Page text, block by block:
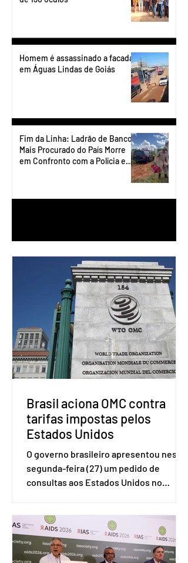
Homem é assassinado a facadas
em Águas Lindas de Goiás
Fim da Linha: Ladrão de Banco
Mais Procurado do País Morre
em Confronto com a Polícia em
Brasil aciona OMC contra
tarifas impostas pelos
Estados Unidos
O governo brasileiro apresentou nesta
segunda-feira (27) um pedido de
consultas aos Estados Unidos no
(OMC), contestando duas medidas
tarifárias adotadas pelo país norte-
americano com base na Seção 301 da